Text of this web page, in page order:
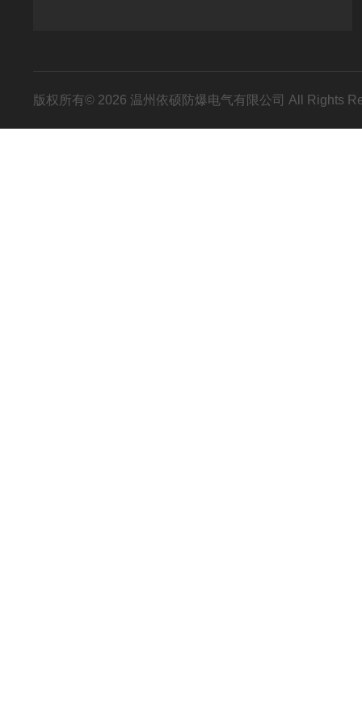
版权所有© 2026 温州依硕防爆电气有限公司 All Rights